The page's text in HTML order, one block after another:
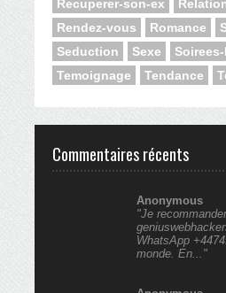
Recuperer-son-ex
Rendez-vous
Romance
Seduction
Sexe
Temoignage
Tendance
Commentaires récents
Anonymous
"Je
WhatsApp
monde. En..."